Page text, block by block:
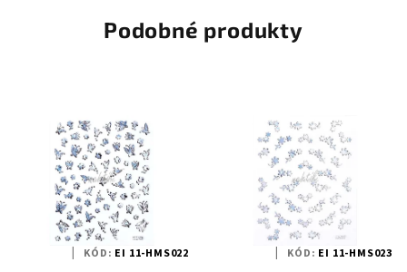
Podobné produkty
KÓD: EI 11-HMS022 KÓD: EI 11-HMS023